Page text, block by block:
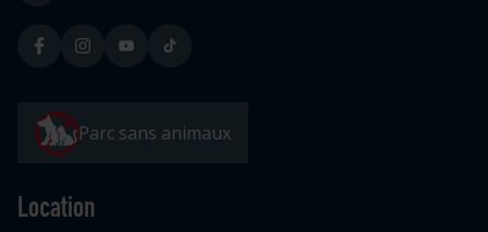
Parc sans animaux
Location